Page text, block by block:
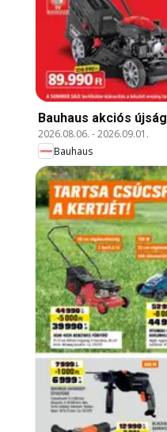
Bauhaus akciós újság
2026.08.06. -2026.09.01.
Bauhaus